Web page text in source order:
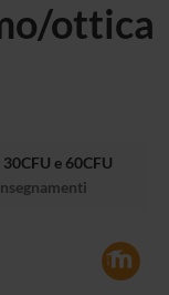
ottica
e 60CFU